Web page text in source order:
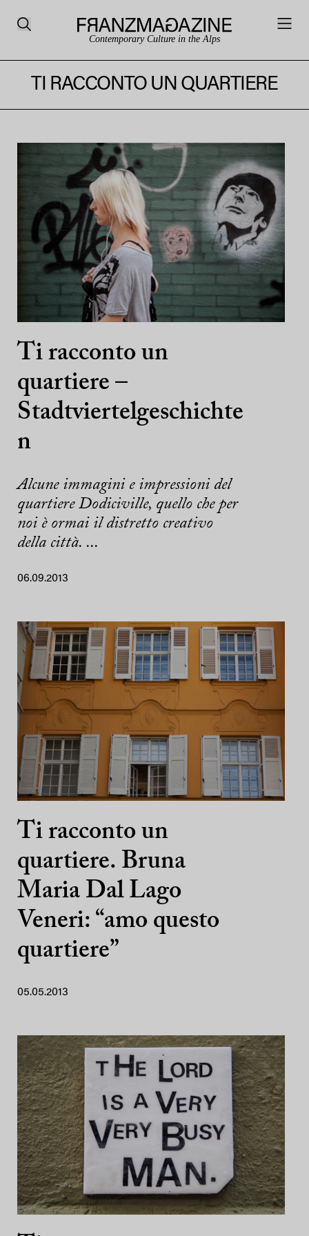
Contemporary Culture in the Alps
TI RACCONTO UN QUARTIERE
Ti racconto un
quartiere –
Stadtviertelgeschichte
n
Alcune immagini e impressioni del
quartiere Dodiciville, quello che per
noi è ormai il distretto creativo
della città. ...
06.09.2013
Ti racconto un
quartiere. Bruna
Maria Dal Lago
Veneri: “amo questo
quartiere”
05.05.2013